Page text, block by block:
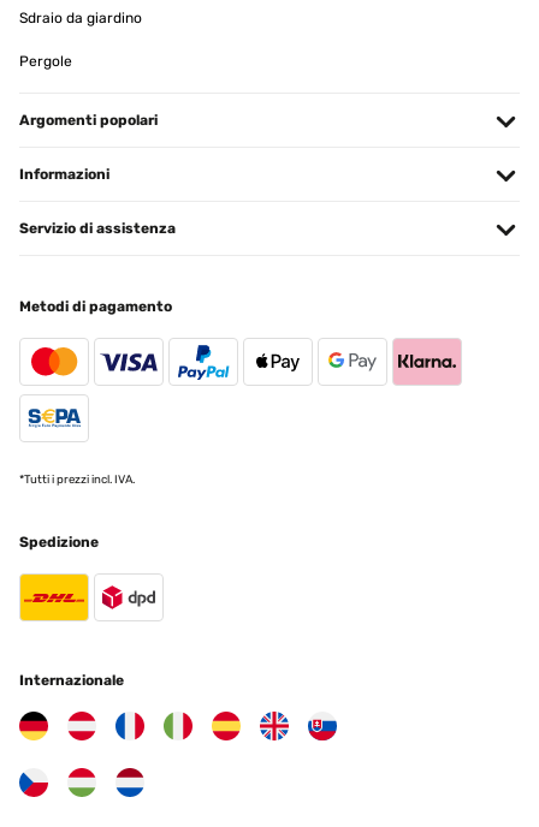
Sdraio da giardino
Pergole
Argomenti popolari
Informazioni
Servizio di assistenza
Metodi di pagamento
*Tutti i prezzi incl. IVA.
Spedizione
Internazionale